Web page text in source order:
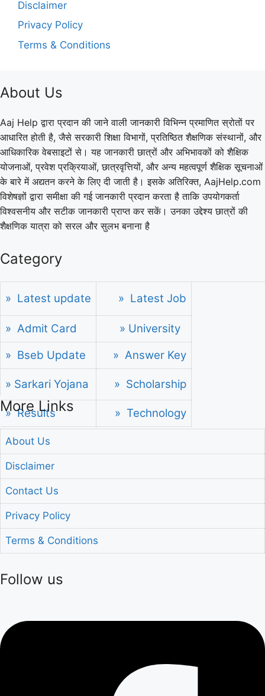
Disclaimer
Privacy Policy
Terms & Conditions
About Us
Aaj Help द्वारा प्रदान की जाने वाली जानकारी विभिन्न प्रमाणित स्रोतों पर
आधारित होती है, जैसे सरकारी शिक्षा विभागों, प्रतिष्ठित शैक्षणिक संस्थानों, और
आधिकारिक वेबसाइटों से। यह जानकारी छात्रों और अभिभावकों को शैक्षिक
योजनाओं, प्रवेश प्रक्रियाओं, छात्रवृत्तियों, और अन्य महत्वपूर्ण शैक्षिक सूचनाओं
के बारे में अद्यतन करने के लिए दी जाती है। इसके अतिरिक्त, AajHelp.com
विशेषज्ञों द्वारा समीक्षा की गई जानकारी प्रदान करता है ताकि उपयोगकर्ता
विश्वसनीय और सटीक जानकारी प्राप्त कर सकें। उनका उद्देश्य छात्रों की
शैक्षणिक यात्रा को सरल और सुलभ बनाना है
Category
» Latest update » Latest Job
» Admit Card
» University
» Bseb Update
» Answer Key
» Sarkari Yojana » Scholarship
» Results » Technology
More Links
About Us
Disclaimer
Contact Us
Privacy Policy
Terms & Conditions
Follow us